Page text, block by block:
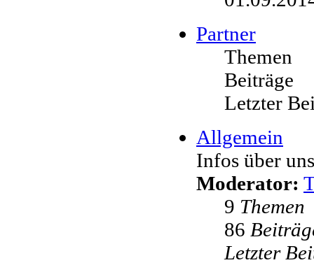
Partner
Themen
Beiträge
Letzter
Allgemein
Infos über
Moderator:
9 Themen
86
Letzter